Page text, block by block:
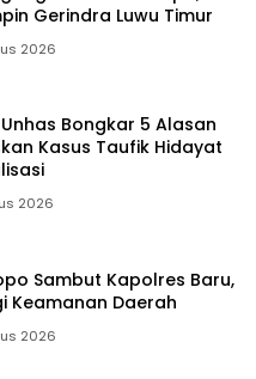
Gerindra Luwu Timur
2026
Bongkar 5 Alasan
Kasus Taufik Hidayat
2026
Sambut Kapolres Baru,
Keamanan Daerah
2026